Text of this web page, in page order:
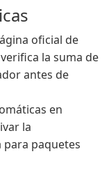
oficial de
la suma de
antes de
en
la
para paquetes